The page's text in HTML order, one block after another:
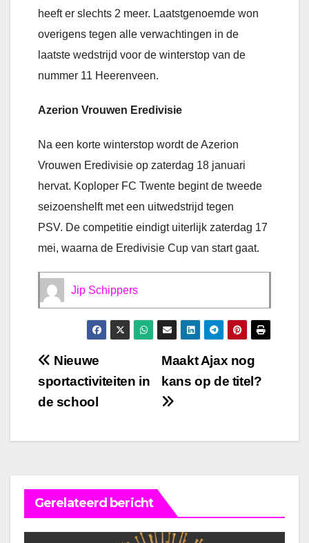
heeft er slechts 2 meer. Laatstgenoemde won
overigens tegen alle verwachtingen in de
laatste wedstrijd voor de winterstop van de
nummer 11 Heerenveen.
Azerion Vrouwen Eredivisie
Na een korte winterstop wordt de Azerion
Vrouwen Eredivisie op zaterdag 18 januari
hervat. Koploper FC Twente begint de tweede
seizoenshelft met een uitwedstrijd tegen
PSV. De competitie eindigt uiterlijk zaterdag 17
mei, waarna de Eredivisie Cup van start gaat.
Jip Schippers
Bericht
navigatie
Maakt Ajax nog
kans op de titel?
Nieuwe
sportactiviteiten in
de school
Gerelateerd bericht